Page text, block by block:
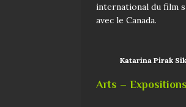
international du film
avec le Canada.
Katarina Pirak
Arts –